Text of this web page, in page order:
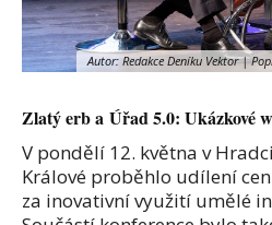
Autor: Redakce Deníku Vektor |
Zlatý erb a Úřad 5.0: Ukázkové
V pondělí 12. května v Hradci
Králové proběhlo udílenícen
za inovativnívyužití umělé